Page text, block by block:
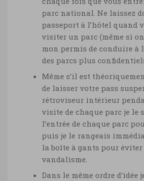
parc national. Ne laissez
passeport à l’hôtel quand
visiter un parc (même si
mon permis de conduire à
des parcs plus
Même s’il est
de laisser votre pass
rétroviseur intérieur
visite de chaque parc je le
l’entrée de chaque parc
puis je le rangeais
la boîte à gants pour
vandalisme.
Dans le même ordre d’idée